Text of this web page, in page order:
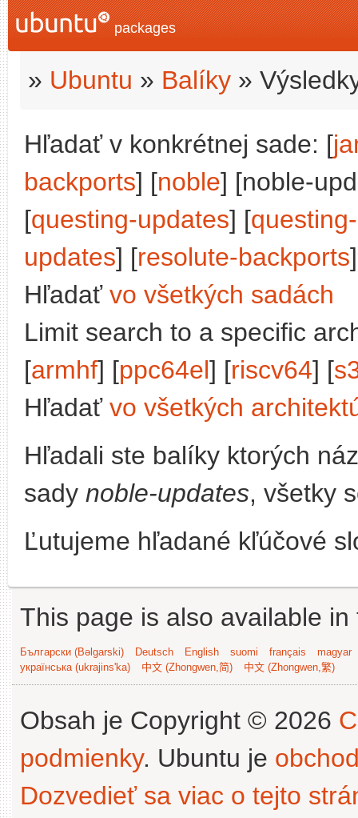
packages
» Ubuntu » Balíky »
Hľadať v konkrétnej sade: [
backports] [noble] [noble-
[questing-updates] [
updates] [resolute-backports
Hľadať vo všetkých sadách
Limit search to a specific
[armhf] [ppc64el] [riscv64] [
Hľadať vo všetkých
Hľadali ste balíky ktorých
sady noble-updates, všetky
Ľutujeme hľadané kľúčové
This page is also available
Български (Bəlgarski) Deutsch English suomi français
magyar
українська (ukrajins'ka)
中文 (Zhongwen,简) 中文 (Zhongwen,繁)
Obsah je Copyright © 2026
podmienky. Ubuntu je
Dozvedieť sa viac o tejto